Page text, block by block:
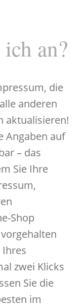
an?
die
anderen
aktualisieren!
Angaben auf
– das
Sie Ihre
Shop
zwei Klicks
Sie die
im